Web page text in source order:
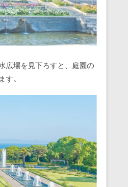
広場を見下ろすと、庭園の
す。